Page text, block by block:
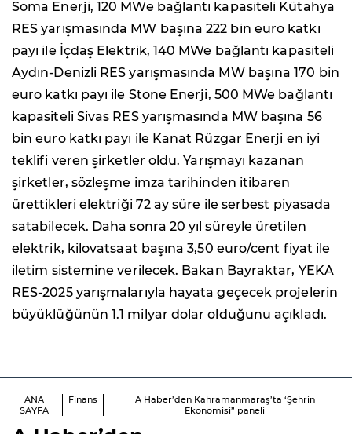
Soma Enerji, 120 MWe bağlantı kapasiteli Kütahya
RES yarışmasında MW başına 222 bin euro katkı
payı ile İçdaş Elektrik, 140 MWe bağlantı kapasiteli
Aydın-Denizli RES yarışmasında MW başına 170 bin
euro katkı payı ile Stone Enerji, 500 MWe bağlantı
kapasiteli Sivas RES yarışmasında MW başına 56
bin euro katkı payı ile Kanat Rüzgar Enerji en iyi
teklifi veren şirketler oldu. Yarışmayı kazanan
şirketler, sözleşme imza tarihinden itibaren
ürettikleri elektriği 72 ay süre ile serbest piyasada
satabilecek. Daha sonra 20 yıl süreyle üretilen
elektrik, kilovatsaat başına 3,50 euro/cent fiyat ile
iletim sistemine verilecek. Bakan Bayraktar, YEKA
RES-2025 yarışmalarıyla hayata geçecek projelerin
büyüklüğünün 1.1 milyar dolar olduğunu açıkladı.
ANA
SAYFA
Finans
A Haber’den Kahramanmaraş’ta ‘Şehrin
Ekonomisi” paneli